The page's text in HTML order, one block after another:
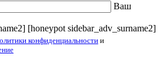
Ваш
[honeypot sidebar_adv_surname2]
конфиденциальности и